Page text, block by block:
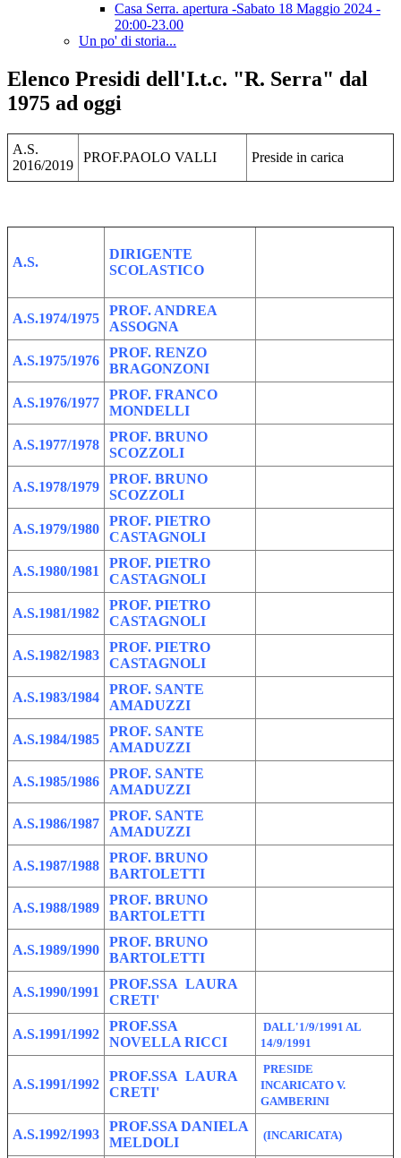
Casa Serra. apertura -Sabato 18 Maggio 2024 -
20:00-23.00
Un po' di storia...
Elenco Presidi dell'I.t.c. "R. Serra" dal
1975 ad oggi
A.S.
2016/2019
PROF.PAOLO VALLI Preside in carica
A.S.
DIRIGENTE
SCOLASTICO
A.S.1974/1975
PROF. ANDREA
ASSOGNA
A.S.1975/1976
PROF. RENZO
BRAGONZONI
A.S.1976/1977
PROF. FRANCO
MONDELLI
A.S.1977/1978
PROF. BRUNO
SCOZZOLI
A.S.1978/1979
PROF. BRUNO
SCOZZOLI
A.S.1979/1980
PROF. PIETRO
CASTAGNOLI
A.S.1980/1981
PROF. PIETRO
CASTAGNOLI
A.S.1981/1982
PROF. PIETRO
CASTAGNOLI
A.S.1982/1983
PROF. PIETRO
CASTAGNOLI
A.S.1983/1984
PROF. SANTE
AMADUZZI
A.S.1984/1985
PROF. SANTE
AMADUZZI
A.S.1985/1986
PROF. SANTE
AMADUZZI
A.S.1986/1987
PROF. SANTE
AMADUZZI
A.S.1987/1988
PROF. BRUNO
BARTOLETTI
A.S.1988/1989
PROF. BRUNO
BARTOLETTI
A.S.1989/1990
PROF. BRUNO
BARTOLETTI
A.S.1990/1991
PROF.SSA LAURA
CRETI'
A.S.1991/1992
PROF.SSA
NOVELLA RICCI
DALL'1/9/1991 AL
14/9/1991
A.S.1991/1992
PROF.SSA LAURA
CRETI'
PRESIDE
INCARICATO V.
GAMBERINI
A.S.1992/1993
PROF.SSA DANIELA
MELDOLI
(INCARICATA)